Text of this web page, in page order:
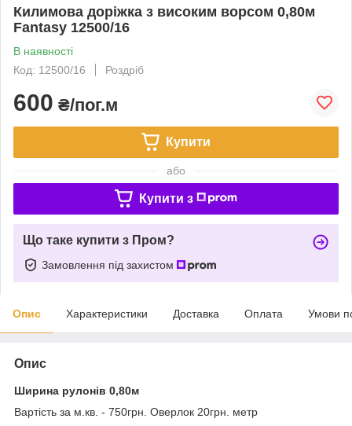
Килимова доріжка з високим ворсом 0,80м
Fantasy 12500/16
В наявності
Код: 12500/16
Роздріб
600 ₴/пог.м
Купити
або
Купити з
Що таке купити з Пром?
Замовлення під захистом
Опис Характеристики Доставка Оплата Умови
Опис
Ширина рулонів 0,80м
Вартість за м.кв. - 750грн. Оверлок 20грн. метр